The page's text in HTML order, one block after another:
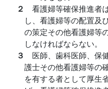
２ 看護婦等確保推進者
し、看護婦等の配置及
の策定その他看護婦等
しなければならない。
３ 医師、歯科医師、保
護士その他看護婦等の
を有する者として厚生